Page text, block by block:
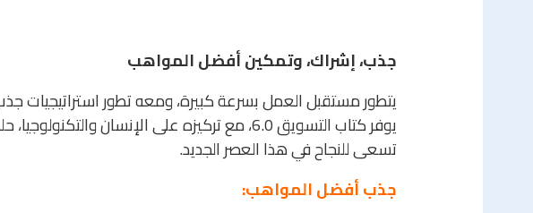
جذب، إشراك، وتمكين أفضل المواهب
يتطور مستقبل العمل بسرعة كبيرة، ومعه تطور استراتيجيات
يوفر كتاب التسويق 6.0، مع تركيزه على الإنسان
تسعى للنجاح في هذا العصر الجديد.
جذب أفضل المواهب: